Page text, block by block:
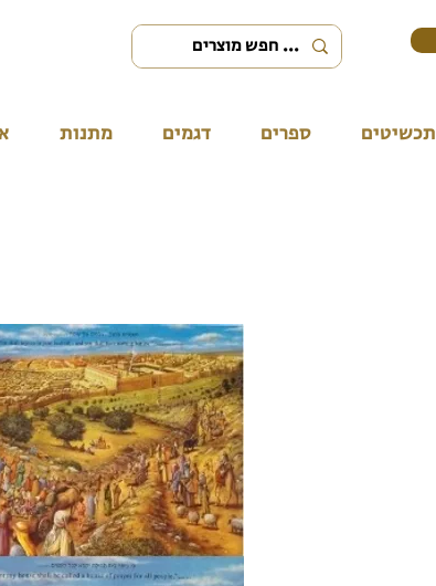
תכשיטים ספרים דגמים מתנות